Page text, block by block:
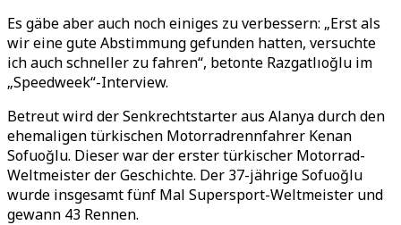
Es gäbe aber auch noch einiges zu verbessern: „Erst als
wir eine gute Abstimmung gefunden hatten, versuchte
ich auch schneller zu fahren“, betonte Razgatlıoğlu im
„Speedweek“-Interview.
Betreut wird der Senkrechtstarter aus Alanya durch den
ehemaligen türkischen Motorradrennfahrer Kenan
Sofuoğlu. Dieser war der erster türkischer Motorrad-
Weltmeister der Geschichte. Der 37-jährige Sofuoğlu
wurde insgesamt fünf Mal Supersport-Weltmeister und
gewann 43 Rennen.